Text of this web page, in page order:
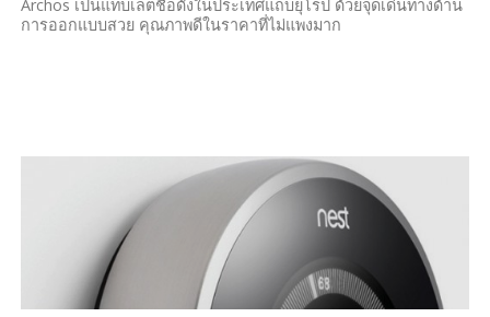
Archos เป็นแท็บเล็ตชื่อดังในประเทศแถบยุโรป ด้วยจุดเด่นทางด้าน
การออกแบบสวย คุณภาพดีในราคาที่ไม่แพงมาก